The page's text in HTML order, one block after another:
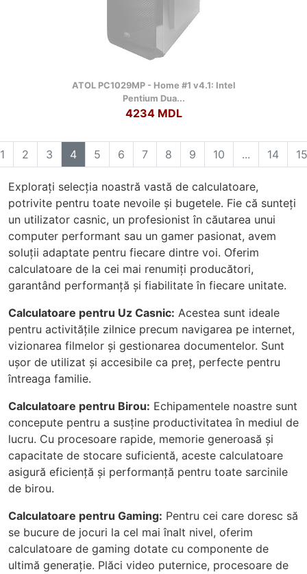
ATOL PC1029MP - Home #1 v4.1: Intel
Pentium Dua...
4234 MDL
1 2 3 4 5 6 7 8 9 10 ... 14 15
Explorați selecția noastră vastă de calculatoare,
potrivite pentru toate nevoile și bugetele. Fie că sunteți
un utilizator casnic, un profesionist în căutarea unui
computer performant sau un gamer pasionat, avem
soluții adaptate pentru fiecare dintre voi. Oferim
calculatoare de la cei mai renumiți producători,
garantând performanță și fiabilitate în fiecare unitate.
Calculatoare pentru Uz Casnic: Acestea sunt ideale
pentru activitățile zilnice precum navigarea pe internet,
vizionarea filmelor și gestionarea documentelor. Sunt
ușor de utilizat și accesibile ca preț, perfecte pentru
întreaga familie.
Calculatoare pentru Birou: Echipamentele noastre sunt
concepute pentru a susține productivitatea în mediul de
lucru. Cu procesoare rapide, memorie generoasă și
capacitate de stocare suficientă, aceste calculatoare
asigură eficiență și performanță pentru toate sarcinile
de birou.
Calculatoare pentru Gaming: Pentru cei care doresc să
se bucure de jocuri la cel mai înalt nivel, oferim
calculatoare de gaming dotate cu componente de
ultimă generație. Plăci video puternice, procesoare de